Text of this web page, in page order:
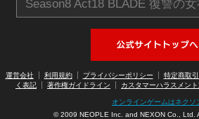
Season8 Act18 BLADE 復讐の女
運営会社 利用規約 プライバシーポリシー 特定商取
く表記
著作権ガイドライン カスタマーハラスメン
オンラインゲームはネクソ
© 2009 NEOPLE Inc. and NEXON Co., Ltd.